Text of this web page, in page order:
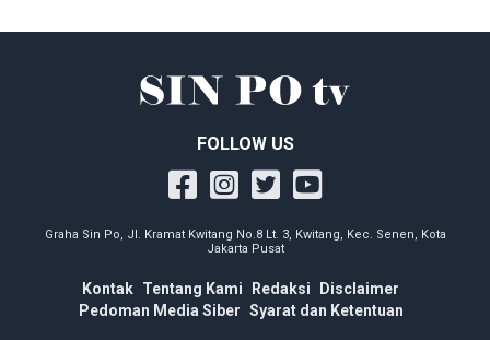
FOLLOW US
Graha Sin Po, Jl. Kramat Kwitang No.8 Lt. 3, Kwitang, Kec. Senen, Kota
Jakarta Pusat
Kontak Tentang Kami Redaksi
Disclaimer
Pedoman Media Siber Syarat dan Ketentuan